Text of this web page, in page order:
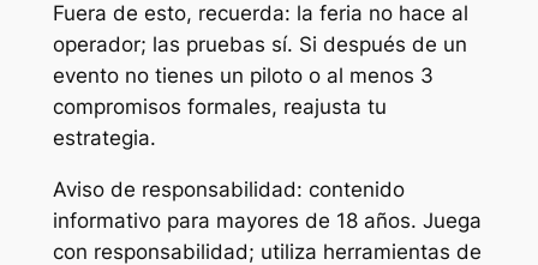
Fuera de esto, recuerda: la feria no hace al
operador; las pruebas sí. Si después de un
evento no tienes un piloto o al menos 3
compromisos formales, reajusta tu
estrategia.
Aviso de responsabilidad: contenido
informativo para mayores de 18 años. Juega
con responsabilidad; utiliza herramientas de